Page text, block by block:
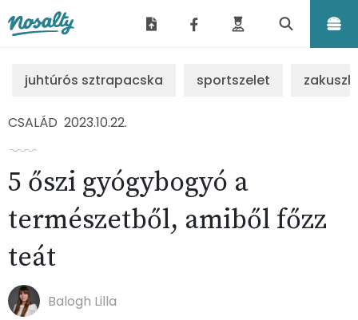
juhtúrós sztrapacska sportszelet
CSALÁD 2023.10.22.
5 őszi gyógybogyó a
természetből, amiből főzz
teát
Balogh Lilla